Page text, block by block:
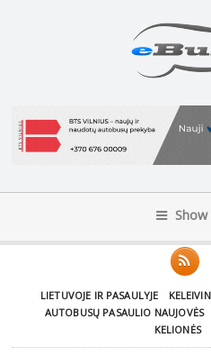
LIETUVOJE IR PASAULYJE
AUTOBUSŲ PASAULIO NAUJOVĖS
KELIONĖS